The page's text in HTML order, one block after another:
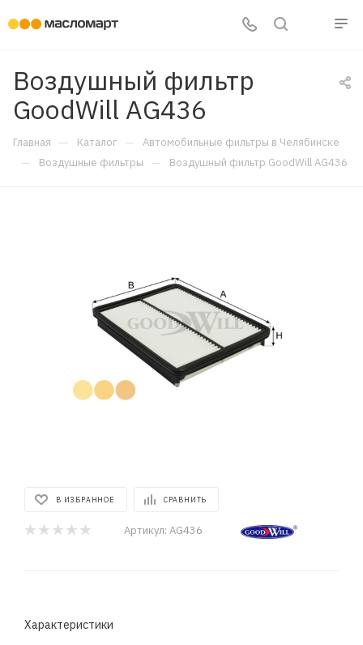
Воздушный фильтр
GoodWill AG436
Главная — Каталог — Автомобильные фильтры в Челябинске
— Воздушные фильтры — Воздушный фильтр GoodWill AG436
В ИЗБРАННОЕ СРАВНИТЬ
Артикул: AG436
Характеристики